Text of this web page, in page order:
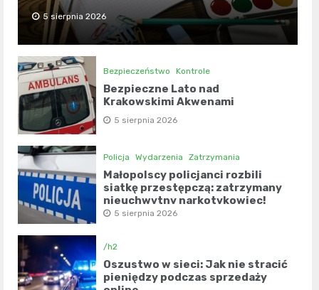
5 sierpnia 2026
Bezpieczeństwo Kontrole
Bezpieczne Lato nad
Krakowskimi Akwenami
5 sierpnia 2026
Policja Wydarzenia Zatrzymania
Małopolscy policjanci rozbili
siatkę przestępczą: zatrzymany
nieuchwytny narkotykowiec!
5 sierpnia 2026
/h2
Oszustwo w sieci: Jak nie stracić
pieniędzy podczas sprzedaży